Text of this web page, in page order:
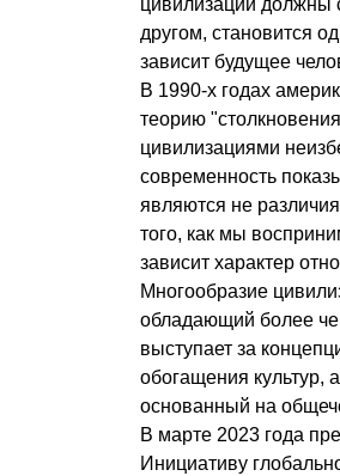
цивилизации должны
другом, становится
зависит будущее
В 1990-х годах
теорию
цивилизациями
современность
являются не
того, как мы
зависит характер
Многообразие
обладающий более
выступает за
обогащения культур,
основанный на
В марте 2023 года
Инициативу